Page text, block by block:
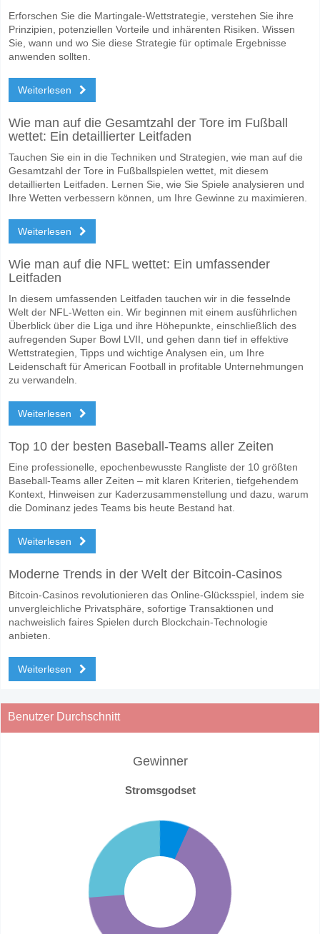
Auf der riskanten Seite, können Sie das Korrektes Ergebnis von
Erforschen Sie die Martingale-Wettstrategie, verstehen Sie ihre
Prinzipien, potenziellen Vorteile und inhärenten Risiken. Wissen
Sie, wann und wo Sie diese Strategie für optimale Ergebnisse
anwenden sollten.
Weiterlesen
Wie man auf die Gesamtzahl der Tore im Fußball
wettet: Ein detaillierter Leitfaden
Tauchen Sie ein in die Techniken und Strategien, wie man auf die
Gesamtzahl der Tore in Fußballspielen wettet, mit diesem
detaillierten Leitfaden. Lernen Sie, wie Sie Spiele analysieren und
Ihre Wetten verbessern können, um Ihre Gewinne zu maximieren.
Weiterlesen
Wie man auf die NFL wettet: Ein umfassender
Leitfaden
In diesem umfassenden Leitfaden tauchen wir in die fesselnde
Welt der NFL-Wetten ein. Wir beginnen mit einem ausführlichen
Überblick über die Liga und ihre Höhepunkte, einschließlich des
aufregenden Super Bowl LVII, und gehen dann tief in effektive
Wettstrategien, Tipps und wichtige Analysen ein, um Ihre
Leidenschaft für American Football in profitable Unternehmungen
zu verwandeln.
Weiterlesen
Top 10 der besten Baseball-Teams aller Zeiten
Eine professionelle, epochenbewusste Rangliste der 10 größten
Baseball-Teams aller Zeiten – mit klaren Kriterien, tiefgehendem
Kontext, Hinweisen zur Kaderzusammenstellung und dazu, warum
die Dominanz jedes Teams bis heute Bestand hat.
Weiterlesen
Moderne Trends in der Welt der Bitcoin-Casinos
Bitcoin-Casinos revolutionieren das Online-Glücksspiel, indem sie
unvergleichliche Privatsphäre, sofortige Transaktionen und
nachweislich faires Spielen durch Blockchain-Technologie
anbieten.
Weiterlesen
Benutzer Durchschnitt
Gewinner
Stromsgodset